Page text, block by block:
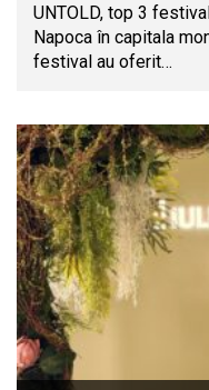
UNTOLD, top 3
Napoca în capitala
festival au oferit…